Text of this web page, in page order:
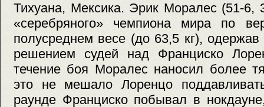
Тихуана, Мексика. Эрик Моралес (51-6,
«серебряного» чемпиона мира по
полусреднем весе (до 63,5 кг),
решением судей над Франциско
течение боя Моралес наносил более
это не мешало Лоренцо
раунде Франциско побывал в